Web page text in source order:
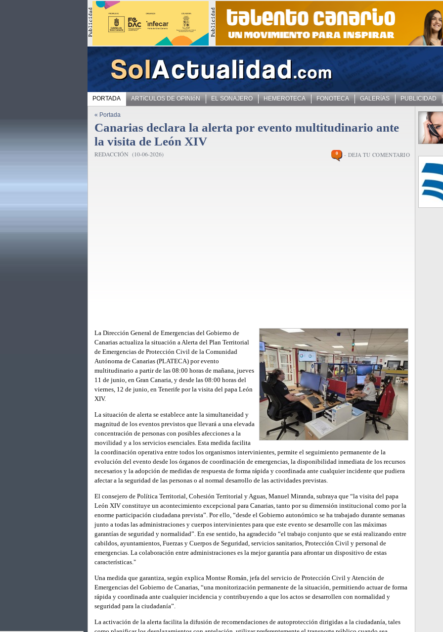
PORTADA
ARTíCULOS DE OPINIóN EL SONAJERO HEMEROTECA FONOTECA GALERíAS PUBLICIDAD
« Portada
Canarias declara la alerta por evento multitudinario ante
la visita de León XIV
REDACCIÓN (10-06-2026) 0 - DEJA TU COMENTARIO
La Dirección General de Emergencias del Gobierno de
Canarias actualiza la situación a Alerta del Plan Territorial
de Emergencias de Protección Civil de la Comunidad
Autónoma de Canarias (PLATECA) por evento
multitudinario a partir de las 08:00 horas de mañana, jueves
11 de junio, en Gran Canaria, y desde las 08:00 horas del
viernes, 12 de junio, en Tenerife por la visita del papa León
XIV.
La situación de alerta se establece ante la simultaneidad y
magnitud de los eventos previstos que llevará a una elevada
concentración de personas con posibles afecciones a la
movilidad y a los servicios esenciales. Esta medida facilita
la coordinación operativa entre todos los organismos intervinientes, permite el seguimiento permanente de la
evolución del evento desde los órganos de coordinación de emergencias, la disponibilidad inmediata de los recursos
necesarios y la adopción de medidas de respuesta de forma rápida y coordinada ante cualquier incidente que pudiera
afectar a la seguridad de las personas o al normal desarrollo de las actividades previstas.
El consejero de Política Territorial, Cohesión Territorial y Aguas, Manuel Miranda, subraya que “la visita del papa
León XIV constituye un acontecimiento excepcional para Canarias, tanto por su dimensión institucional como por la
enorme participación ciudadana prevista”. Por ello, “desde el Gobierno autonómico se ha trabajado durante semanas
junto a todas las administraciones y cuerpos intervinientes para que este evento se desarrolle con las máximas
garantías de seguridad y normalidad”. En ese sentido, ha agradecido “el trabajo conjunto que se está realizando entre
cabildos, ayuntamientos, Fuerzas y Cuerpos de Seguridad, servicios sanitarios, Protección Civil y personal de
emergencias. La colaboración entre administraciones es la mejor garantía para afrontar un dispositivo de estas
características."
Una medida que garantiza, según explica Montse Román, jefa del servicio de Protección Civil y Atención de
Emergencias del Gobierno de Canarias, “una monitorización permanente de la situación, permitiendo actuar de forma
rápida y coordinada ante cualquier incidencia y contribuyendo a que los actos se desarrollen con normalidad y
seguridad para la ciudadanía”.
La activación de la alerta facilita la difusión de recomendaciones de autoprotección dirigidas a la ciudadanía, tales